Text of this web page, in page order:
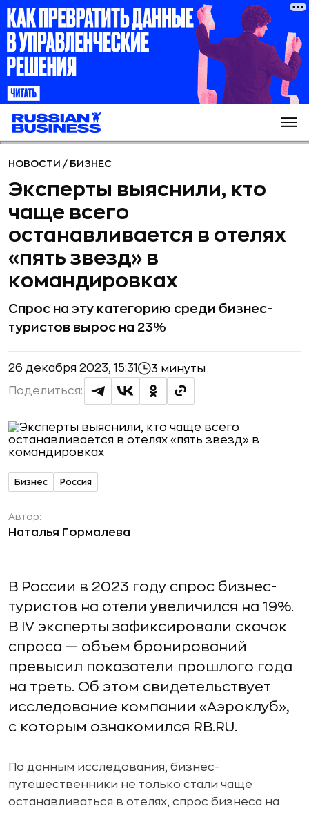
НОВОСТИ / БИЗНЕС
Эксперты выяснили, кто
чаще всего
останавливается в отелях
«пять звезд» в
командировках
Спрос на эту категорию среди бизнес-
туристов вырос на 23%
26 декабря 2023, 15:31 3 минуты
Поделиться:
Бизнес Россия
Автор:
Наталья Гормалева
В России в 2023 году спрос бизнес-
туристов на отели увеличился на 19%.
В IV эксперты зафиксировали скачок
спроса — объем бронирований
превысил показатели прошлого года
на треть. Об этом свидетельствует
исследование компании «Аэроклуб»,
с которым ознакомился RB.RU.
По данным исследования, бизнес-
путешественники не только стали чаще
останавливаться в отелях, спрос бизнеса на